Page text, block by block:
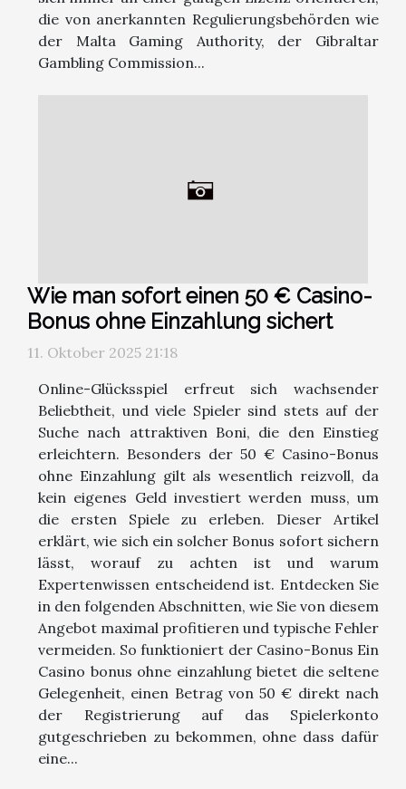
die von anerkannten Regulierungsbehörden wie
der Malta Gaming Authority, der Gibraltar
Gambling Commission...
Wie man sofort einen 50 € Casino-
Bonus ohne Einzahlung sichert
11. Oktober 2025 21:18
Online-Glücksspiel erfreut sich wachsender
Beliebtheit, und viele Spieler sind stets auf der
Suche nach attraktiven Boni, die den Einstieg
erleichtern. Besonders der 50 € Casino-Bonus
ohne Einzahlung gilt als wesentlich reizvoll, da
kein eigenes Geld investiert werden muss, um
die ersten Spiele zu erleben. Dieser Artikel
erklärt, wie sich ein solcher Bonus sofort sichern
lässt, worauf zu achten ist und warum
Expertenwissen entscheidend ist. Entdecken Sie
in den folgenden Abschnitten, wie Sie von diesem
Angebot maximal profitieren und typische Fehler
vermeiden. So funktioniert der Casino-Bonus Ein
Casino bonus ohne einzahlung bietet die seltene
Gelegenheit, einen Betrag von 50 € direkt nach
der Registrierung auf das Spielerkonto
gutgeschrieben zu bekommen, ohne dass dafür
eine...